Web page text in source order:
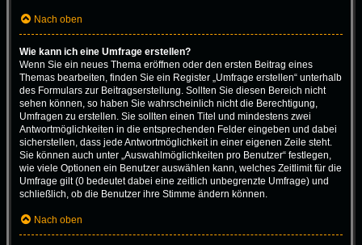
Nach oben
Wie kann ich eine Umfrage erstellen?
Wenn Sie ein neues Thema eröffnen oder den ersten Beitrag eines
Themas bearbeiten, finden Sie ein Register „Umfrage erstellen“ unterhalb
des Formulars zur Beitragserstellung. Sollten Sie diesen Bereich nicht
sehen können, so haben Sie wahrscheinlich nicht die Berechtigung,
Umfragen zu erstellen. Sie sollten einen Titel und mindestens zwei
Antwortmöglichkeiten in die entsprechenden Felder eingeben und dabei
sicherstellen, dass jede Antwortmöglichkeit in einer eigenen Zeile steht.
Sie können auch unter „Auswahlmöglichkeiten pro Benutzer“ festlegen,
wie viele Optionen ein Benutzer auswählen kann, welches Zeitlimit für die
Umfrage gilt (0 bedeutet dabei eine zeitlich unbegrenzte Umfrage) und
schließlich, ob die Benutzer ihre Stimme ändern können.
Nach oben